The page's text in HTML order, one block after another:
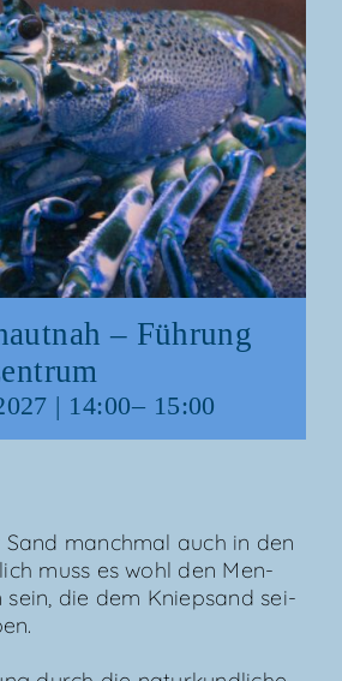
– Füh­rung
| 14:00– 15:00
manch­mal auch in den
muss es wohl den Men­
sein, die dem Kniep­sand sei­